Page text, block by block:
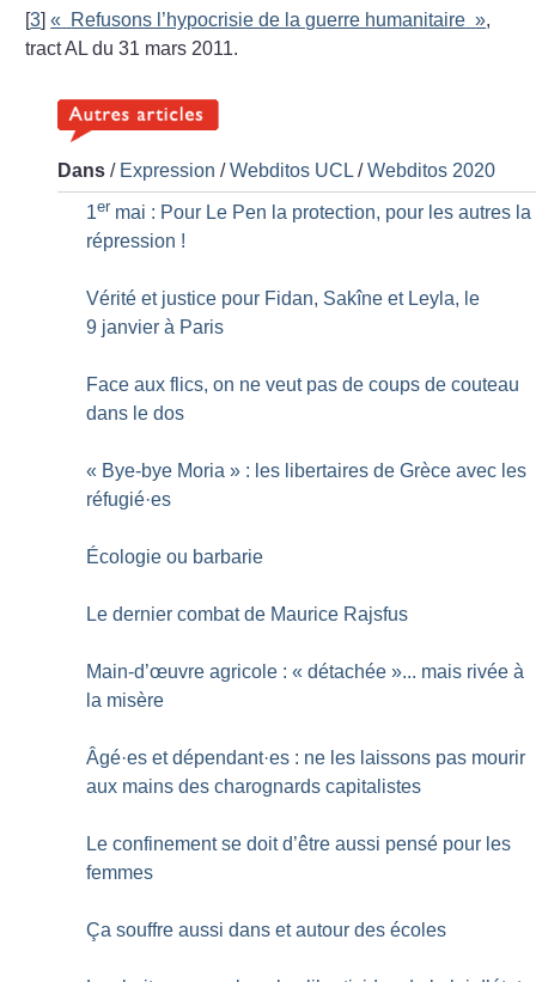
[3]« Refusons l’hypocrisie de la guerre humanitaire »,
tract AL du 31 mars 2011.
Dans / Expression /Webditos UCL /Webditos 2020
1er mai : Pour Le Pen la protection, pour les autres la
répression !
Vérité et justice pour Fidan, Sakîne et Leyla, le
9 janvier à Paris
Face aux flics, on ne veut pas de coups de couteau
dans le dos
« Bye-bye Moria » : les libertaires de Grèce avec les
réfugié·es
Écologie ou barbarie
Le dernier combat de Maurice Rajsfus
Main-d’œuvre agricole : « détachée »... mais rivée à
la misère
Âgé·es et dépendant·es : ne les laissons pas mourir
aux mains des charognards capitalistes
Le confinement se doit d’être aussi pensé pour les
femmes
Ça souffre aussi dans et autour des écoles